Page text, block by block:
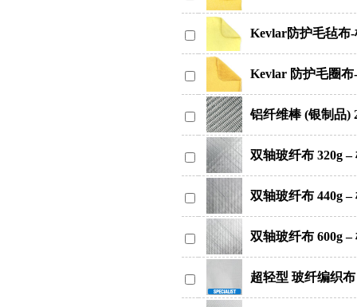
Kevlar防护毛毡布
Kevlar 防护毛圈布
铝纤维棒 (银制品)
双轴玻纤布 320g –
双轴玻纤布 440g –
双轴玻纤布 600g –
超轻型 玻纤编织